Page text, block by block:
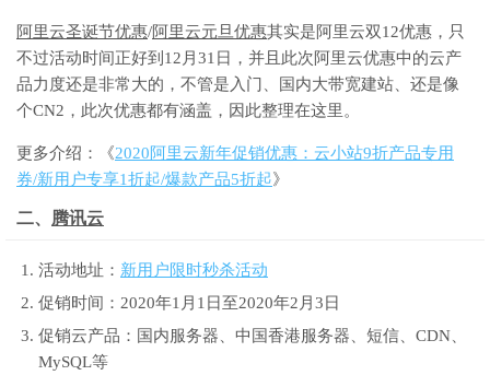
阿里云圣诞节优惠/阿里云元旦优惠其实是阿里云双12优惠，只
不过活动时间正好到12月31日，并且此次阿里云优惠中的云产
品力度还是非常大的，不管是入门、国内大带宽建站、还是像
个CN2，此次优惠都有涵盖，因此整理在这里。
更多介绍：《2020阿里云新年促销优惠：云小站9折产品专用
券/新用户专享1折起/爆款产品5折起》
二、 腾讯云
活动地址： 新用户限时秒杀活动
促销时间：2020年1月1日至2020年2月3日
促销云产品：国内服务器、中国香港服务器、短信、CDN、
MySQL等